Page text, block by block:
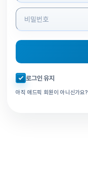
자동로그인 체크
로그인 유지
아직 애드픽 회원이 아니신가요?